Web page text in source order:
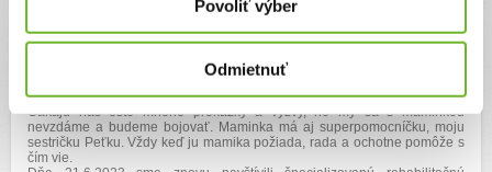
Povoliť výber
Odmietnuť
stupňa fyziologického vývinu, neukončený 3. trimenon Ortopedická
ambulancia - DMO- výrazne opozdený psychmot. vývoj, naznačený skrat
ľavej DK, ľavostranná symptomatika susp subluxácia ľavej koxy,
nás čakajú kardiologické, alergologické, dermatologické,
ambulancie. Nie sú to najlepšie vyhliadky na šťastný a bezstarostný život.
Čakajú nás ešte mnohé prekážky a výzvy, no my sa s maminkou
nevzdáme a budeme bojovať. Maminka má aj superpomocníčku, moju
sestričku Peťku. Vždy keď ju mamika požiada, rada a ochotne pomôže s
čím vie.